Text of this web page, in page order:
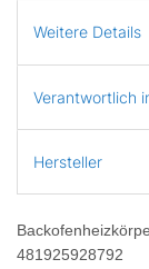
Weitere Details
Verantwortlich
Hersteller
481925928792